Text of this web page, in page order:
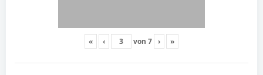
« ‹ von 7 › »